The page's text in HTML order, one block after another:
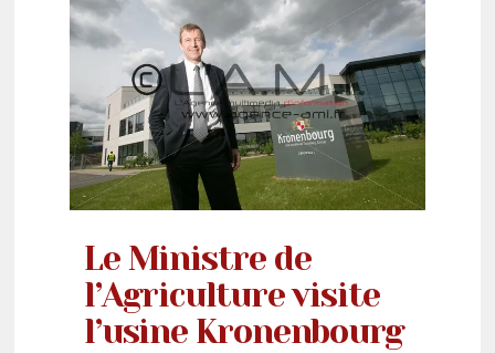
Le Ministre de
l’Agriculture visite
l’usine Kronenbourg